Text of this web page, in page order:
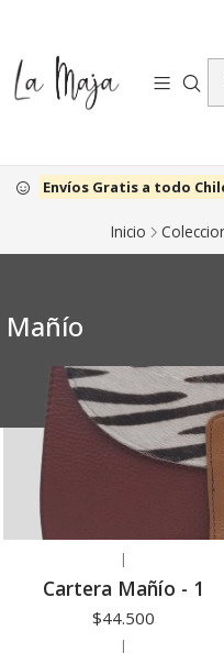
Envíos Gratis a todo
Inicio
Mañío
|
Cartera Mañío - 1
$44.500
|